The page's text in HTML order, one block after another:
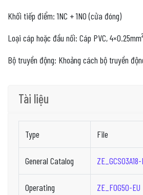
Khối tiếp điểm: 1NC + 1NO (cửa đóng)
Loại cáp hoặc đầu nối: Cáp PVC, 4×0.25mm²
Bộ truyền động: Khoảng cách bộ truyền
Tài liệu
Type File
General Catalog
Operating
ZE_FOG50-EU